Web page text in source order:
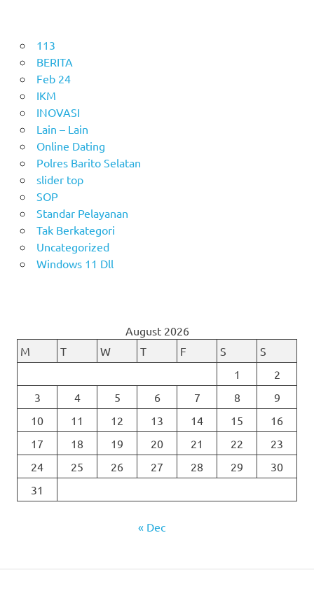
113
BERITA
Feb 24
IKM
INOVASI
Lain – Lain
Online Dating
Polres Barito Selatan
slider top
SOP
Standar Pelayanan
Tak Berkategori
Uncategorized
Windows 11 Dll
August 2026
M
T W T F S
S
1
2
3
4 5 6 7 8
9
10
11 12 13 14 15
16
17
18 19 20 21 22
23
24
25 26 27 28 29
30
31
« Dec